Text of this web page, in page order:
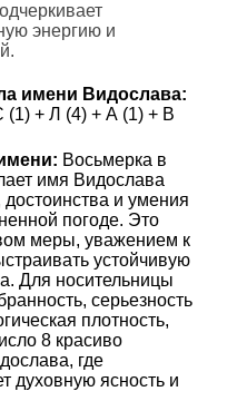
энергию и
имени Видослава:
(1) + Л (4) + А (1) + В
Восьмерка в
имя Видослава
достоинства и умения
погоде. Это
меры, уважением к
устойчивую
Для носительницы
серьезность
плотность,
8 красиво
где
духовную ясность и